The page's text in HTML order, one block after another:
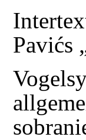
Pavićs